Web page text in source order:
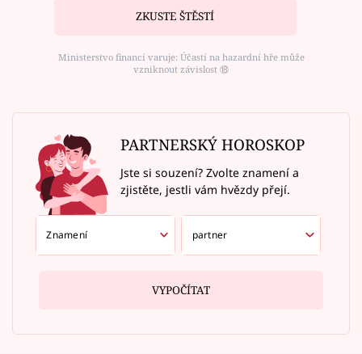
ZKUSTE ŠTĚSTÍ
Ministerstvo financí varuje: Účastí na hazardní hře může
vzniknout závislost ⑱
PARTNERSKÝ HOROSKOP
Jste si souzení? Zvolte znamení a
zjistěte, jestli vám hvězdy přejí.
VYPOČÍTAT